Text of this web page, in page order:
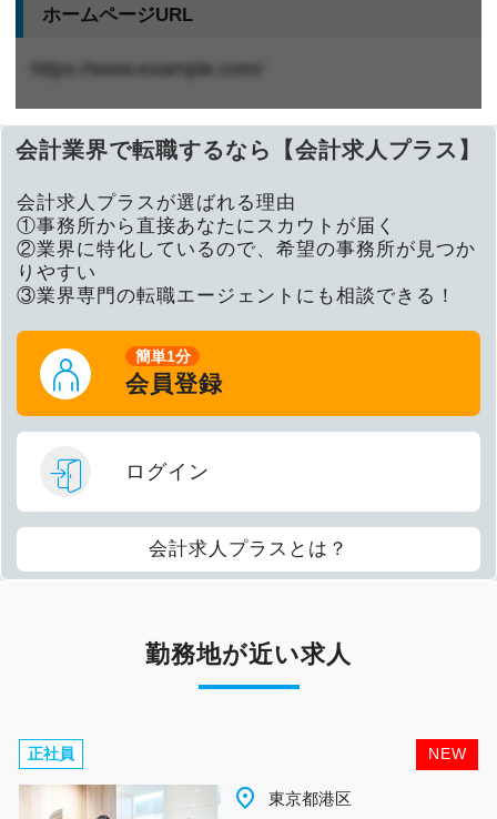
ホームページURL
https://www.example.com/
会計業界で転職するなら【会計求人プラス】
会計求人プラスが選ばれる理由
①事務所から直接あなたにスカウトが届く
②業界に特化しているので、希望の事務所が見つか
りやすい
③業界専門の転職エージェントにも相談できる！
簡単1分
会員登録
ログイン
会計求人プラスとは？
勤務地が近い求人
NEW
正社員
place 東京都港区